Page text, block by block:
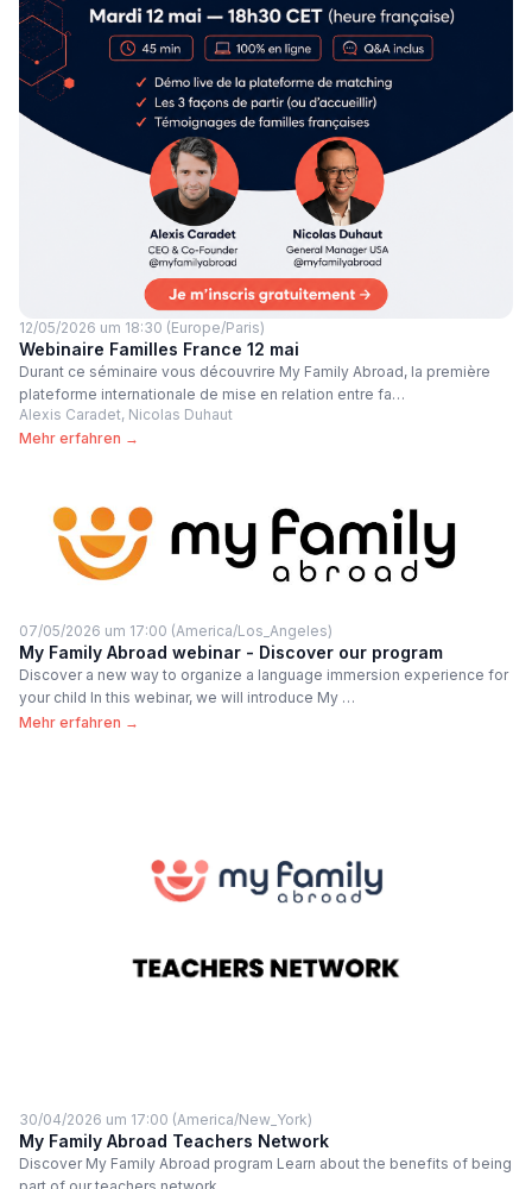
12/05/2026 um 18:30 (Europe/Paris)
Webinaire Familles France 12 mai
Durant ce séminaire vous découvrire My Family Abroad, la première
plateforme internationale de mise en relation entre fa…
Alexis Caradet, Nicolas Duhaut
Mehr erfahren →
07/05/2026 um 17:00 (America/Los_Angeles)
My Family Abroad webinar - Discover our program
Discover a new way to organize a language immersion experience for
your child In this webinar, we will introduce My …
Mehr erfahren →
30/04/2026 um 17:00 (America/New_York)
My Family Abroad Teachers Network
Discover My Family Abroad program Learn about the benefits of being